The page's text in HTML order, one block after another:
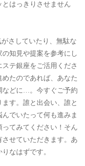
はっきりさせません
さしていたり、無駄な
知見や提案を参考にし
テ銀座をご活用くださ
たのであれば、あなた
などに…。今すぐご予約
す。誰と出会い、誰と
でいたって何も進みま
てみてください！そん
せていただきます。あ
なはずです。